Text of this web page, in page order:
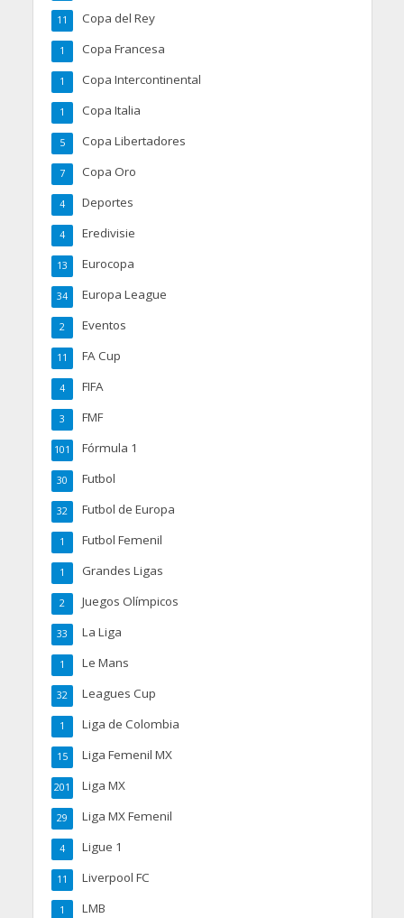
Copa del Rey
11
Copa Francesa
1
Copa Intercontinental
1
Copa Italia
1
Copa Libertadores
5
Copa Oro
7
Deportes
4
Eredivisie
4
Eurocopa
13
Europa League
34
Eventos
2
FA Cup
11
FIFA
4
FMF
3
Fórmula 1
101
Futbol
30
Futbol de Europa
32
Futbol Femenil
1
Grandes Ligas
1
Juegos Olímpicos
2
La Liga
33
Le Mans
1
Leagues Cup
32
Liga de Colombia
1
Liga Femenil MX
15
Liga MX
201
Liga MX Femenil
29
Ligue 1
4
Liverpool FC
11
LMB
1